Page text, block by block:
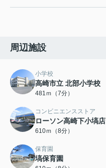
周辺施設
小学校
高崎市立 北部小学校
481ｍ（7分）
コンビニエンスストア
ローソン高崎下小塙店
610ｍ（8分）
保育園
塙保育園